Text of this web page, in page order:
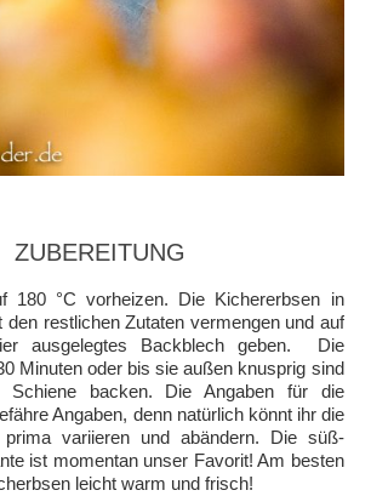
ZUBEREITUNG
180 °C vorheizen. Die Kichererbsen in
restlichen Zutaten vermengen und auf
ausgelegtes Backblech geben. Die
Minuten oder bis sie außen knusprig sind
Schiene backen. Die Angaben für die
Angaben, denn natürlich könnt ihr die
prima variieren und abändern. Die süß-
ist momentan unser Favorit! Am besten
leicht warm und frisch!